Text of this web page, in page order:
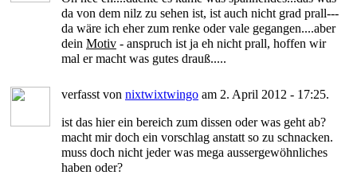
da von dem nilz zu sehen ist, ist auch nicht grad prall---
da wäre ich eher zum renke oder vale gegangen....aber
dein Motiv - anspruch ist ja eh nicht prall, hoffen wir
mal er macht was gutes drauß.....
verfasst von nixtwixtwingo am 2. April 2012 - 17:25.
ist das hier ein bereich zum dissen oder was geht ab?
macht mir doch ein vorschlag anstatt so zu schnacken.
muss doch nicht jeder was mega aussergewöhnliches
haben oder?